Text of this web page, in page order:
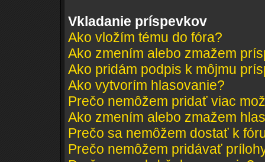
Vkladanie príspevkov
Ako vložím tému do fóra?
Ako zmením alebo zmažem
Ako pridám podpis k môjmu
Ako vytvorím hlasovanie?
Prečo nemôžem pridať viac
Ako zmením alebo zmažem
Prečo sa nemôžem dostať k
Prečo nemôžem pridávať